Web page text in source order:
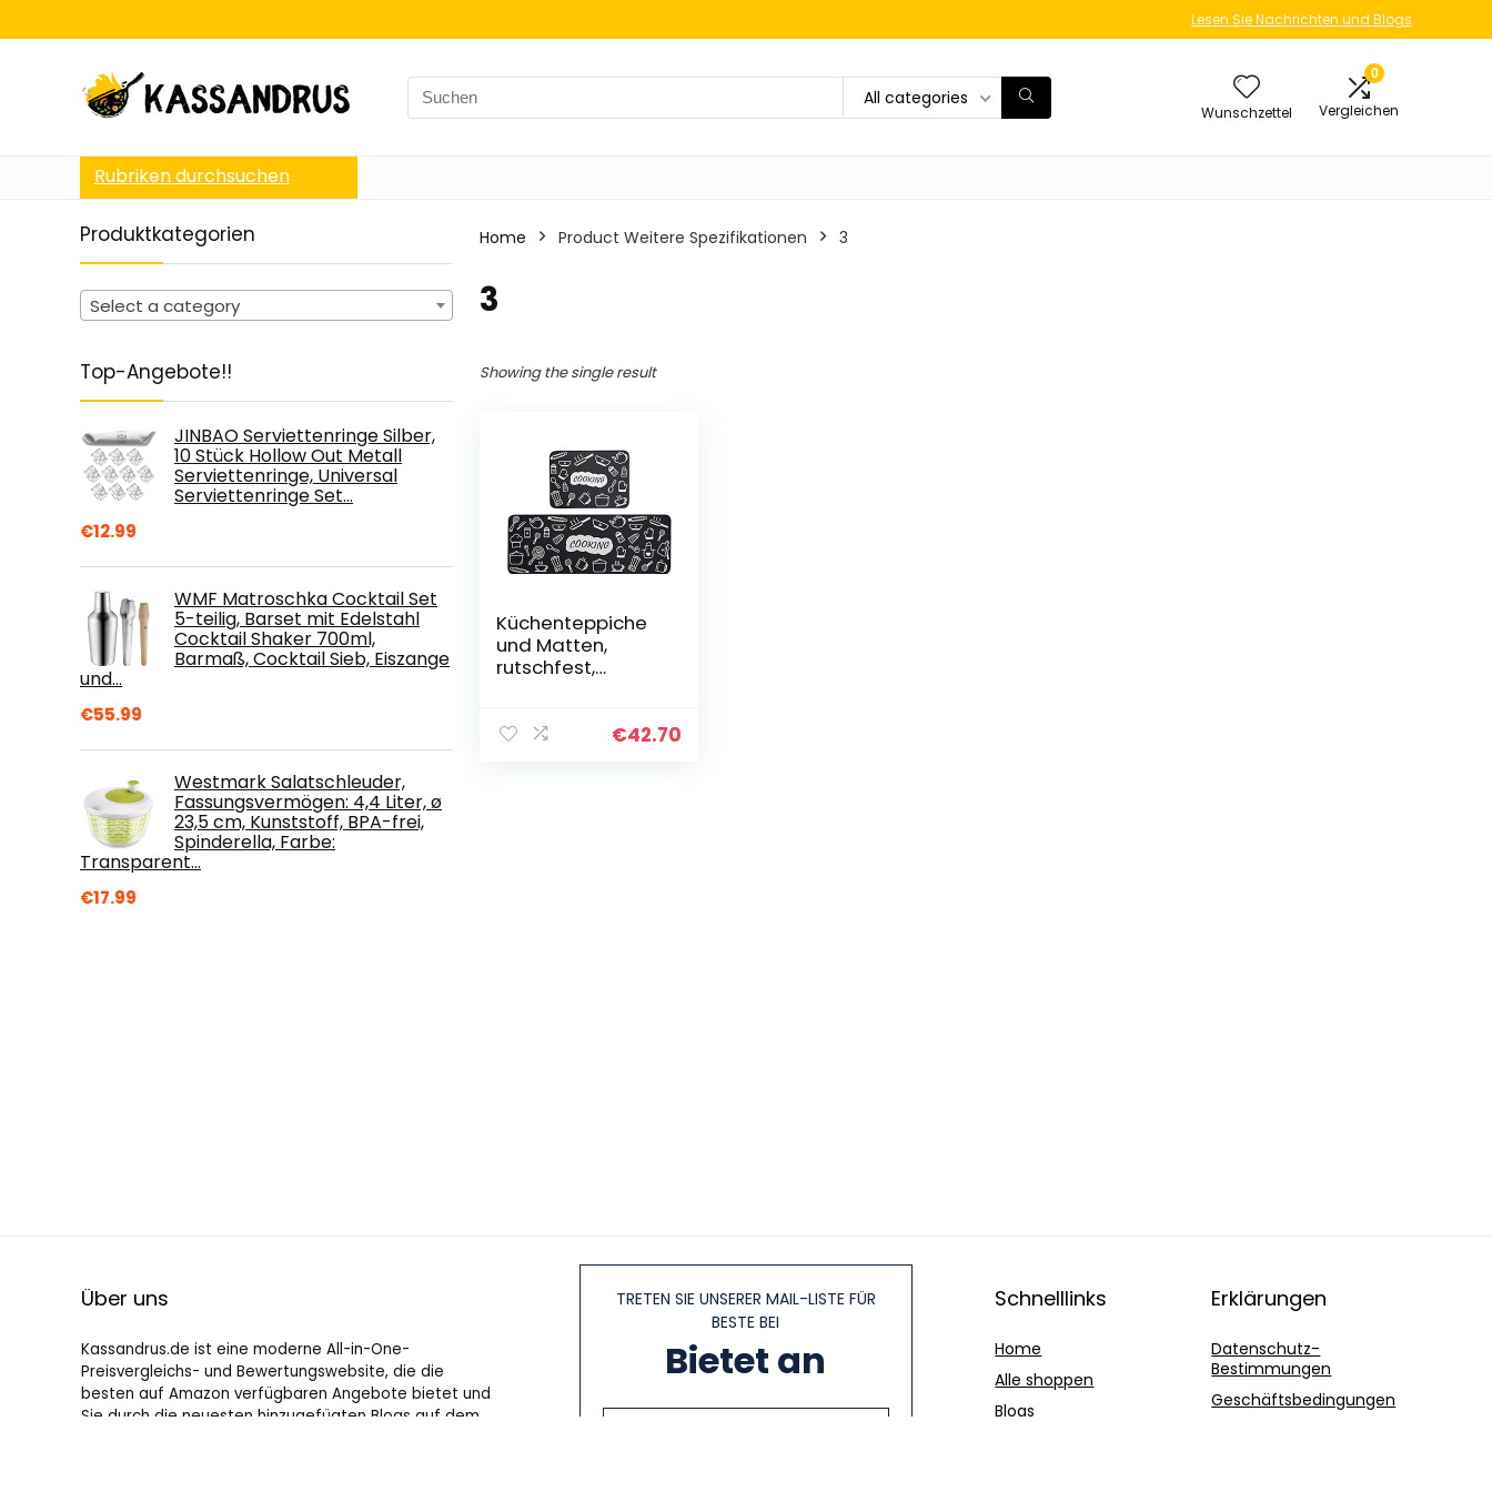
Lesen Sie Nachrichten und Blogs
Search
for:
All categories
Wunschzettel
0
Vergleichen
Rubriken durchsuchen
Produktkategorien
Select a category
Top-Angebote!!
JINBAO Serviettenringe Silber,
10 Stück Hollow Out Metall
Serviettenringe, Universal
Serviettenringe Set…
€12.99
WMF Matroschka Cocktail Set
5-teilig, Barset mit Edelstahl
Cocktail Shaker 700ml,
Barmaß, Cocktail Sieb, Eiszange
und…
€55.99
Westmark Salatschleuder,
Fassungsvermögen: 4,4 Liter, ø
23,5 cm, Kunststoff, BPA-frei,
Spinderella, Farbe:
Transparent…
€17.99
Home Product Weitere Spezifikationen ‎3
‎3
Showing the single result
Küchenteppiche
und Matten,
rutschfest,
Küchenutensilien,
€42.70
Über uns
Kassandrus.de ist eine moderne All-in-One-
Preisvergleichs- und Bewertungswebsite, die die
besten auf Amazon verfügbaren Angebote bietet und
Sie durch die neuesten hinzugefügten Blogs auf dem
TRETEN SIE UNSERER MAIL-LISTE FÜR
BESTE BEI
Bietet an
Schnelllinks
Home
Alle shoppen
Blogs
Erklärungen
Datenschutz-
Bestimmungen
Geschäftsbedingungen